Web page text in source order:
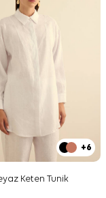
+6
Keten Tunik